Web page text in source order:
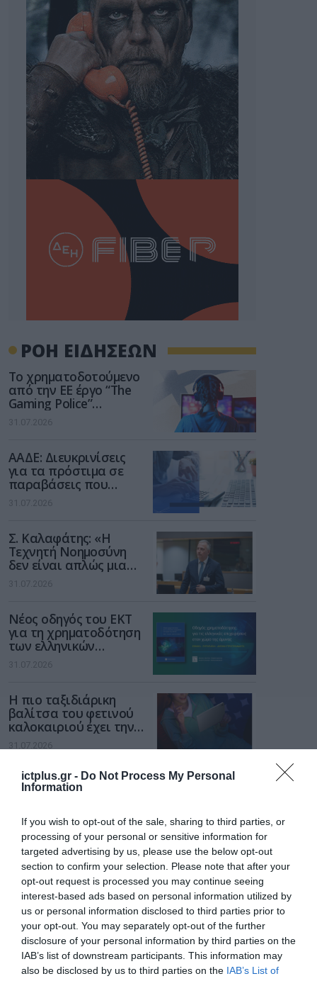
ictplus.gr - Do Not Process My Personal
Information
If you wish to opt-out of the sale, sharing to third parties, or
processing of your personal or sensitive information for
targeted advertising by us, please use the below opt-out
section to confirm your selection. Please note that after your
opt-out request is processed you may continue seeing
interest-based ads based on personal information utilized by
us or personal information disclosed to third parties prior to
your opt-out. You may separately opt-out of the further
disclosure of your personal information by third parties on the
IAB’s list of downstream participants. This information may
also be disclosed by us to third parties on the IAB’s List of
ΡΟΗ ΕΙΔΗΣΕΩΝ
Το χρηματοδοτούμενο
από την ΕΕ έργο “The
Gaming Police”
ενισχύει την ασφάλεια
των παιδιών στο
31.07.2026
ΑΑΔΕ: Διευκρινίσεις
για τα πρόστιμα σε
παραβάσεις που
αφορούν τους ΦΗΜ
31.07.2026
Σ. Καλαφάτης: «Η
Τεχνητή Νοημοσύνη
δεν είναι απλώς μια
νέα τεχνολογία, είναι
μια νέα βιομηχανική
31.07.2026
Νέος οδηγός του ΕΚΤ
για τη χρηματοδότηση
των ελληνικών
επιχειρήσεων στον
χώρο της άμυνας
31.07.2026
Η πιο ταξιδιάρικη
βαλίτσα του φετινού
καλοκαιριού έχει την
υπογραφή της Xiaomi
31.07.2026
ΟΛΗ Η ΡΟΗ ΕΙΔΗΣΕΩΝ